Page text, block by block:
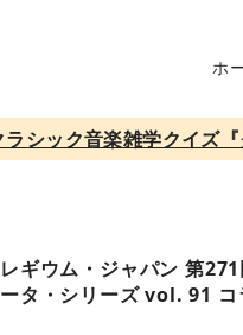
ホ
ラシック音楽雑学クイズ
ギウム・ジャパン 第
タ・シリーズ vol. 91